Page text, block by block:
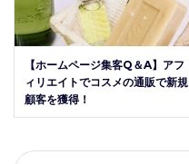
【ホームページ集客Q＆A】アフ
ィリエイトでコスメの通販で新規
顧客を獲得！